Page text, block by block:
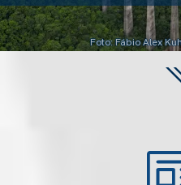
Foto: Fábio Alex